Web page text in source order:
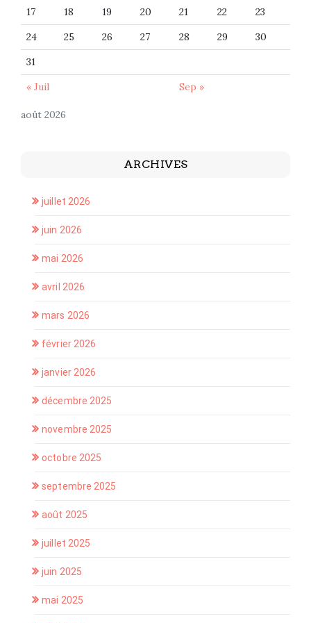
août 2026
17
18 19 20 21 22
23
24
25 26 27 28 29
30
31
« Juil
Sep »
ARCHIVES
juillet 2026
juin 2026
mai 2026
avril 2026
mars 2026
février 2026
janvier 2026
décembre 2025
novembre 2025
octobre 2025
septembre 2025
août 2025
juillet 2025
juin 2025
mai 2025